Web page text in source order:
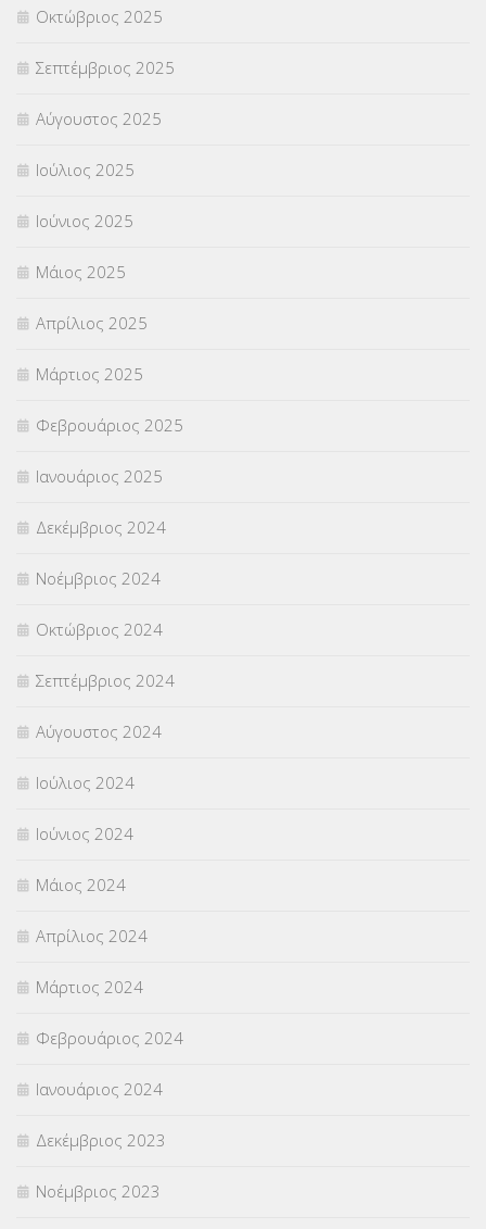
ΥΠΟΤΡΟΦΙΕΣ(28)
ΦΥΣΙΚΗ ΑΓΩΓΗ(692)
Χωρίς κατηγορία
Οκτώβριος 2025
Σεπτέμβριος 2025
Αύγουστος 2025
Ιούλιος 2025
Ιούνιος 2025
Μάιος 2025
Απρίλιος 2025
Μάρτιος 2025
Φεβρουάριος 2025
Ιανουάριος 2025
Δεκέμβριος 2024
Νοέμβριος 2024
Οκτώβριος 2024
Σεπτέμβριος 2024
Αύγουστος 2024
Ιούλιος 2024
Ιούνιος 2024
Μάιος 2024
Απρίλιος 2024
Μάρτιος 2024
Φεβρουάριος 2024
Ιανουάριος 2024
Δεκέμβριος 2023
Νοέμβριος 2023